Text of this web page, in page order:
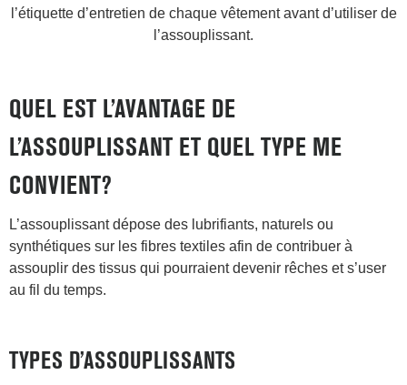
l’étiquette d’entretien de chaque vêtement avant d’utiliser de
l’assouplissant.
QUEL EST L’AVANTAGE DE
L’ASSOUPLISSANT ET QUEL TYPE ME
CONVIENT?
L’assouplissant dépose des lubrifiants, naturels ou
synthétiques sur les fibres textiles afin de contribuer à
assouplir des tissus qui pourraient devenir rêches et s’user
au fil du temps.
TYPES D’ASSOUPLISSANTS